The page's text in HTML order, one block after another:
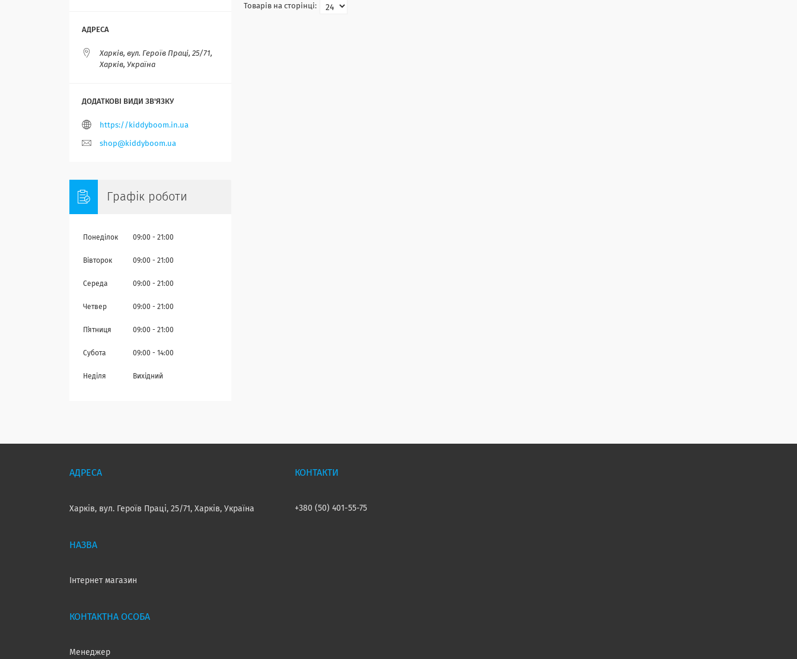
Харків, вул. Героїв Праці, 25/71,
Харків, Україна
https://kiddyboom.in.ua
shop@kiddyboom.ua
Графік роботи
Понеділок 09:00 21:00
Вівторок 09:00 21:00
Середа 09:00 21:00
Четвер 09:00 21:00
Пʼятниця 09:00 21:00
Субота 09:00 14:00
Неділя Вихідний
Харків, вул. Героїв Праці, 25/71, Харків, Україна
Інтернет магазин
Менеджер
+380 (50) 401-55-75